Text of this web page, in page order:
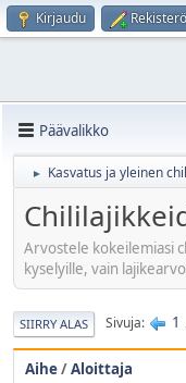
Kirjaudu
Päävalikko
► Kasvatus ja yleinen
Arvostele kokeilemiasi
kyselyille, vain
SIIRRY ALAS Sivuja 1
Aihe/Aloittaja